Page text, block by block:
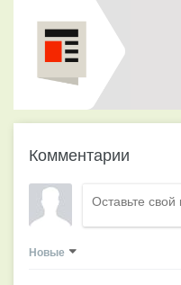
Комментарии
Новые